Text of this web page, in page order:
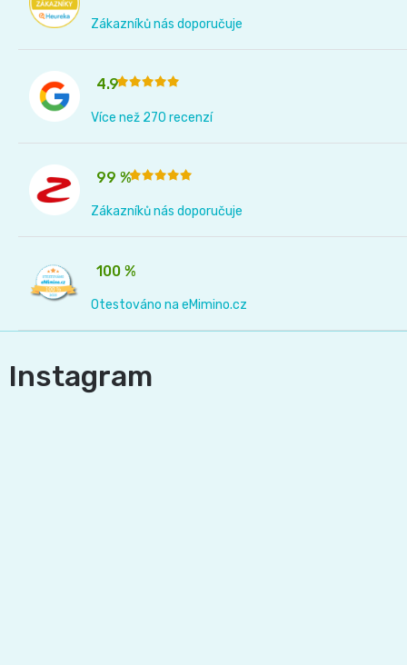
Zákazníků nás doporučuje
4.9
Více než 270 recenzí
99 %
Zákazníků nás doporučuje
100 %
Otestováno na eMimino.cz
Instagram